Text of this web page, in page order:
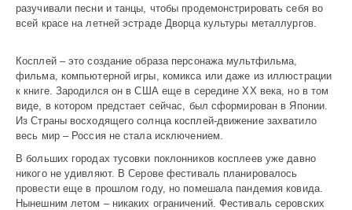
1
024
разучивали песни и танцы, чтобы продемонстрировать себя во
всей красе на летней эстраде Дворца культуры металлургов.
Косплей – это создание образа персонажа мульт­фильма,
фильма, компьютерной игры, комикса или даже из иллюстрации
к книге. Зародился он в США еще в середине XX века, но в том
виде, в котором предстает сейчас, был сформирован в Японии.
Из Страны восходящего солнца косплей-движение захватило
весь мир – Россия не стала исключением.
В больших городах тусовки поклонников косплеев уже давно
никого не удивляют. В Серове фестиваль планировалось
провести еще в прошлом году, но помешала пандемия ковида.
Нынешним летом – никаких ограничений. Фестиваль серовских